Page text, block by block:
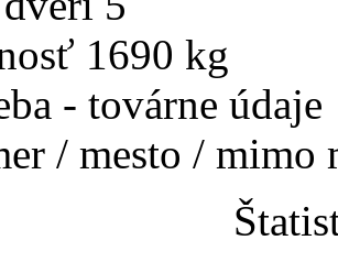
1690 kg
- továrne údaje
/ mesto / mimo